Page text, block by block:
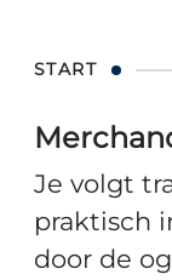
START
Je volgt
praktisch
door de